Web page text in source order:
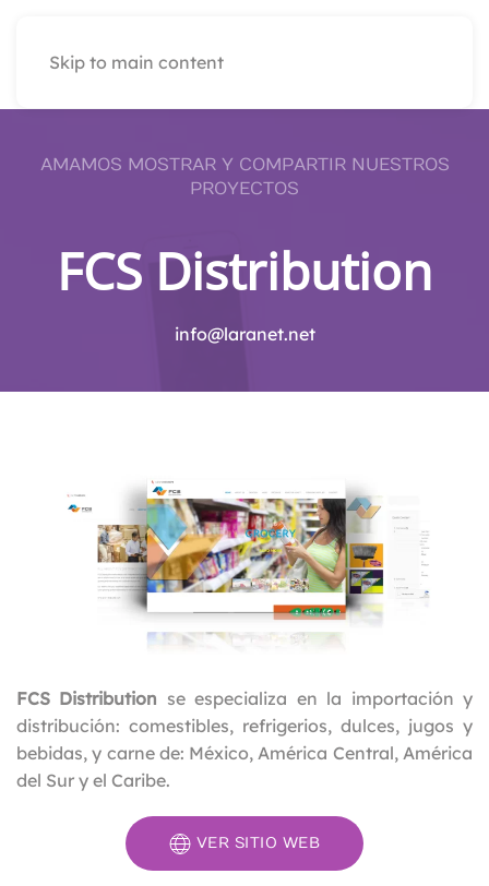
Skip to main content
AMAMOS MOSTRAR Y COMPARTIR NUESTROS
PROYECTOS
FCS Distribution
info@laranet.net
FCS Distribution se especializa en la importación y
distribución: comestibles, refrigerios, dulces, jugos y
bebidas, y carne de: México, América Central, América
del Sur y el Caribe.
VER SITIO WEB